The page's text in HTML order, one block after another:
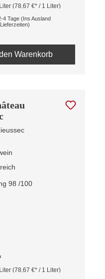
(78,67 €* / 1 Liter)
4 Tage (Ins Ausland
Warenkorb
98 /100
(78,67 €* / 1 Liter)